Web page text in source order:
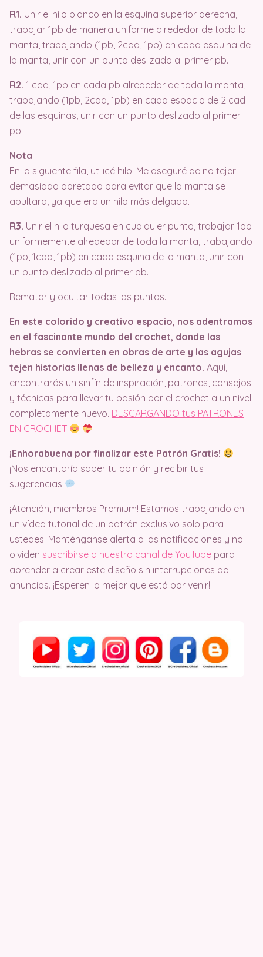
R1. Unir el hilo blanco en la esquina superior derecha,
trabajar 1pb de manera uniforme alrededor de toda la
manta, trabajando (1pb, 2cad, 1pb) en cada esquina de
la manta, unir con un punto deslizado al primer pb.
R2. 1 cad, 1pb en cada pb alrededor de toda la manta,
trabajando (1pb, 2cad, 1pb) en cada espacio de 2 cad
de las esquinas, unir con un punto deslizado al primer
pb
Nota
En la siguiente fila, utilicé hilo. Me aseguré de no tejer
demasiado apretado para evitar que la manta se
abultara, ya que era un hilo más delgado.
R3. Unir el hilo turquesa en cualquier punto, trabajar 1pb
uniformemente alrededor de toda la manta, trabajando
(1pb, 1cad, 1pb) en cada esquina de la manta, unir con
un punto deslizado al primer pb.
Rematar y ocultar todas las puntas.
En este colorido y creativo espacio, nos adentramos
en el fascinante mundo del crochet, donde las
hebras se convierten en obras de arte y las agujas
tejen historias llenas de belleza y encanto. Aquí,
encontrarás un sinfín de inspiración, patrones, consejos
y técnicas para llevar tu pasión por el crochet a un nivel
completamente nuevo. DESCARGANDO tus PATRONES
EN CROCHET
¡Enhorabuena por finalizar este Patrón Gratis!
¡Nos encantaría saber tu opinión y recibir tus
sugerencias
!
¡Atención, miembros Premium! Estamos trabajando en
un vídeo tutorial de un patrón exclusivo solo para
ustedes. Manténganse alerta a las notificaciones y no
olviden suscribirse a nuestro canal de YouTube para
aprender a crear este diseño sin interrupciones de
anuncios. ¡Esperen lo mejor que está por venir!